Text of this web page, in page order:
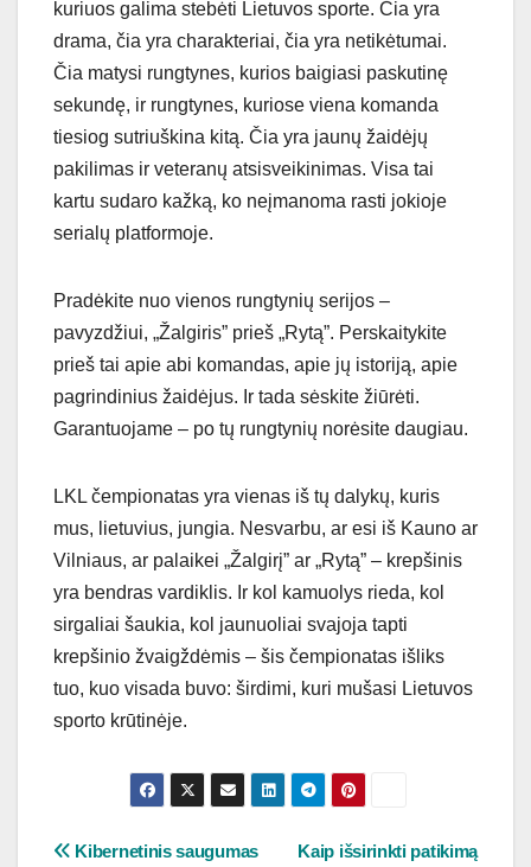
kuriuos galima stebėti Lietuvos sporte. Čia yra
drama, čia yra charakteriai, čia yra netikėtumai.
Čia matysi rungtynes, kurios baigiasi paskutinę
sekundę, ir rungtynes, kuriose viena komanda
tiesiog sutriuškina kitą. Čia yra jaunų žaidėjų
pakilimas ir veteranų atsisveikinimas. Visa tai
kartu sudaro kažką, ko neįmanoma rasti jokioje
serialų platformoje.
Pradėkite nuo vienos rungtynių serijos –
pavyzdžiui, „Žalgiris” prieš „Rytą”. Perskaitykite
prieš tai apie abi komandas, apie jų istoriją, apie
pagrindinius žaidėjus. Ir tada sėskite žiūrėti.
Garantuojame – po tų rungtynių norėsite daugiau.
LKL čempionatas yra vienas iš tų dalykų, kuris
mus, lietuvius, jungia. Nesvarbu, ar esi iš Kauno ar
Vilniaus, ar palaikei „Žalgirį” ar „Rytą” – krepšinis
yra bendras vardiklis. Ir kol kamuolys rieda, kol
sirgaliai šaukia, kol jaunuoliai svajoja tapti
krepšinio žvaigždėmis – šis čempionatas išliks
tuo, kuo visada buvo: širdimi, kuri mušasi Lietuvos
sporto krūtinėje.
Navigacija Kaip išsirinkti patikimą
Kibernetinis saugumas